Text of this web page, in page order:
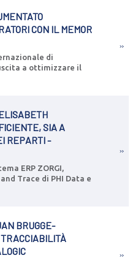
CON IL MEMOR
di
a ottimizzare il
SIA A
REPARTI -
ERP ZORGI,
Trace di PHI Data e
BRUGGE-